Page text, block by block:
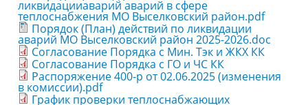
ликвидацииаварий аварий в сфере
теплоснабжения МО Выселковский район.pdf
Порядок (План) действий по ликвидации
аварий МО Выселковский район 2025-2026.doc
Согласование Порядка с Мин. Тэк и ЖКХ КК
Согласование Порядка с ГО и ЧС КК
Распоряжение 400-р от 02.06.2025 (изменения
в комиссии).pdf
График проверки теплоснабжающих